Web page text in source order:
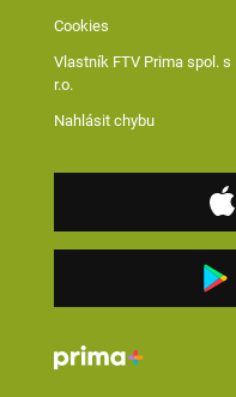
Cookies
Vlastník FTV Prima spol. s
r.o.
Nahlásit chybu